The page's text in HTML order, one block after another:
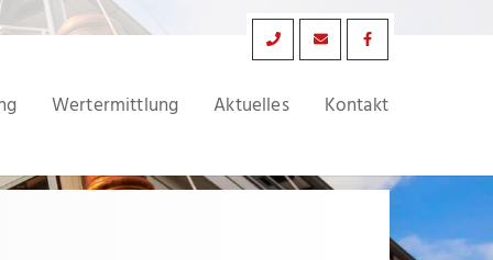
Wertermittlung Aktuelles Kontakt